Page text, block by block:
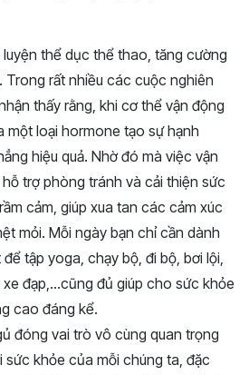
thể dục thể thao, tăng cường
Trong rất nhiều các cuộc nghiên
thấy rằng, khi cơ thể vận động
một loại hormone tạo sự hạnh
hiệu quả. Nhờ đó mà việc vận
trợ phòng tránh và cải thiện sức
cảm, giúp xua tan các cảm xúc
mỏi. Mỗi ngày bạn chỉ cần dành
tập yoga, chạy bộ, đi bộ, bơi lội,
đạp,…cũng đủ giúp cho sức khỏe
cao đáng kể.
đóng vai trò vô cùng quan trọng
sức khỏe của mỗi chúng ta, đặc